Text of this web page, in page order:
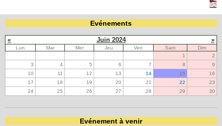
Navigation
site map
messages récents
Ouverture de session
Nom d'utilisateur:
Evénements
« Juin 2024 »
Lun Mar Mer Jeu Ven Sam
Dim
1
2
3
4 5 6 7 8
9
10
11 12 13 14 15
16
17
18 19 20 21 22
23
24
25 26 27 28 29 30
Evénement à venir